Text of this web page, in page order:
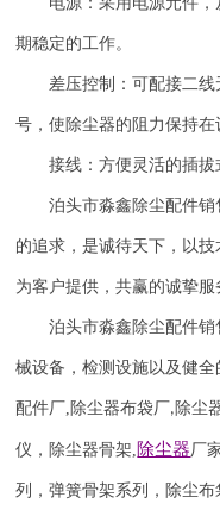
期稳定的工作。
差压控制：可配接二
号，使除尘器的阻力保持在
接线：方便灵活的插拔
泊头市淼鑫除尘配件
的追求，是诚待天下，以
为客户提供，共赢的诚挚服
泊头市淼鑫除尘配件
械设备，检测设施以及健
配件厂, 除尘器布袋厂, 除尘
仪 ， 除尘器骨架,除尘器厂
列，弹簧骨架系列，除尘